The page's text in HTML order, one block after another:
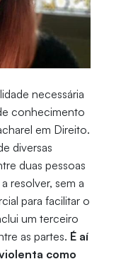
necessária
conhecimento
em Direito.
diversas
duas pessoas
resolver, sem a
para facilitar o
um terceiro
as partes. É aí
como